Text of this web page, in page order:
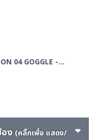
GOGGLE - แว่นครอบตานิรภัย
ง (คลิ๊กเพื่อ แสดง/